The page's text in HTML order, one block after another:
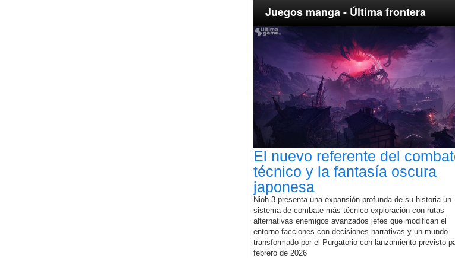
Juegos manga - Última frontera
El nuevo referente del
técnico y la fantasía oscura
japonesa
Nioh 3 presenta una expansión profunda de su historia un
sistema de combate más técnico exploración con rutas
alternativas enemigos avanzados jefes que modifican el
entorno facciones con decisiones narrativas y un mundo
transformado por el Purgatorio con lanzamiento previsto
febrero de 2026